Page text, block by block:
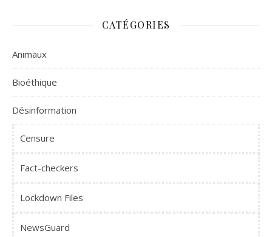
CATÉGORIES
Animaux
Bioéthique
Désinformation
Censure
Fact-checkers
Lockdown Files
NewsGuard